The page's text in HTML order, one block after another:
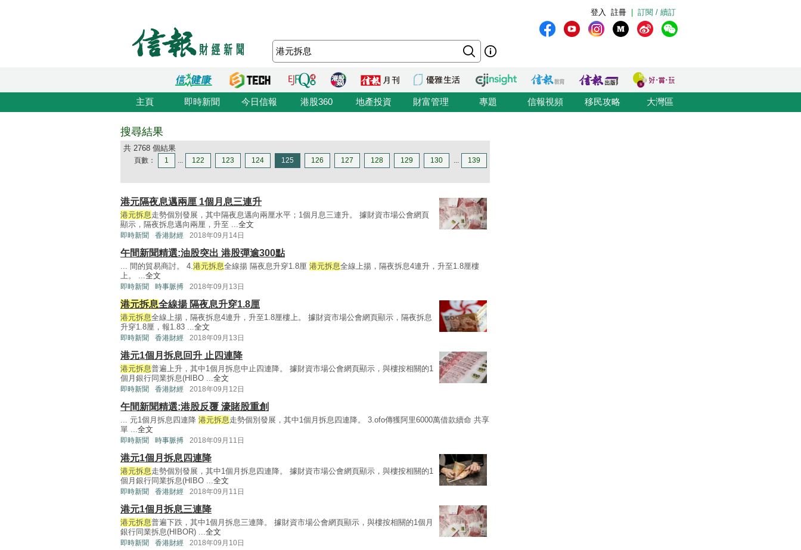
訂閱 / 續訂
註冊
登入
主頁 即時新聞 今日信報 港股360 地產投資 財富管理 專題 信報視頻 移民攻略 大灣區
搜尋結果
共 2768 個結果
頁數： 1 ... 122 123 124 125 126 127 128 129 130 ... 139
港元隔夜息邁兩厘 1個月息三連升
港元拆息走勢個別發展，其中隔夜息邁向兩厘水平；1個月息三連升。 據財資市場公會網頁
顯示，隔夜拆息邁向兩厘，升至 ...全文
即時新聞 香港財經 2018年09月14日
午間新聞精選:油股突出 港股彈逾300點
... 間的貿易商討。 4.港元拆息全線揚 隔夜息升穿1.8厘 港元拆息全線上揚，隔夜拆息4連升，升至1.8厘樓
上。 ...全文
即時新聞 時事脈搏 2018年09月13日
港元拆息全線揚 隔夜息升穿1.8厘
港元拆息全線上揚，隔夜拆息4連升，升至1.8厘樓上。 據財資市場公會網頁顯示，隔夜拆息
升穿1.8厘，報1.83 ...全文
即時新聞 香港財經 2018年09月13日
港元1個月拆息回升 止四連降
港元拆息普遍上升，其中1個月拆息中止四連降。 據財資市場公會網頁顯示，與樓按相關的1
個月銀行同業拆息(HIBO ...全文
即時新聞 香港財經 2018年09月12日
午間新聞精選:港股反覆 濠賭股重創
... 元1個月拆息四連降 港元拆息走勢個別發展，其中1個月拆息四連降。 3.ofo傳獲阿里6000萬借款續命 共享
單 ...全文
即時新聞 時事脈搏 2018年09月11日
港元1個月拆息四連降
港元拆息走勢個別發展，其中1個月拆息四連降。 據財資市場公會網頁顯示，與樓按相關的1
個月銀行同業拆息(HIBO ...全文
即時新聞 香港財經 2018年09月11日
港元1個月拆息三連降
港元拆息普遍下跌，其中1個月拆息三連降。 據財資市場公會網頁顯示，與樓按相關的1個月
銀行同業拆息(HIBOR) ...全文
即時新聞 香港財經 2018年09月10日